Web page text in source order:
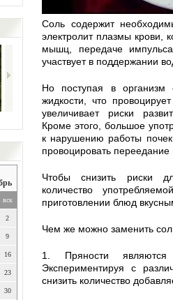
вск
2
9
16
23
30
Соль содержит
электролит плазмы крови,
мышц, передаче
участвует в поддержании
Но поступая в организм
жидкости, что
увеличивает риски
Кроме этого, большое
к нарушению работы
провоцировать
Чтобы снизить риски
количество
приготовлении блюд
Чем же можно заменить
1. Пряности являются
Экспериментируя с
снизить количество